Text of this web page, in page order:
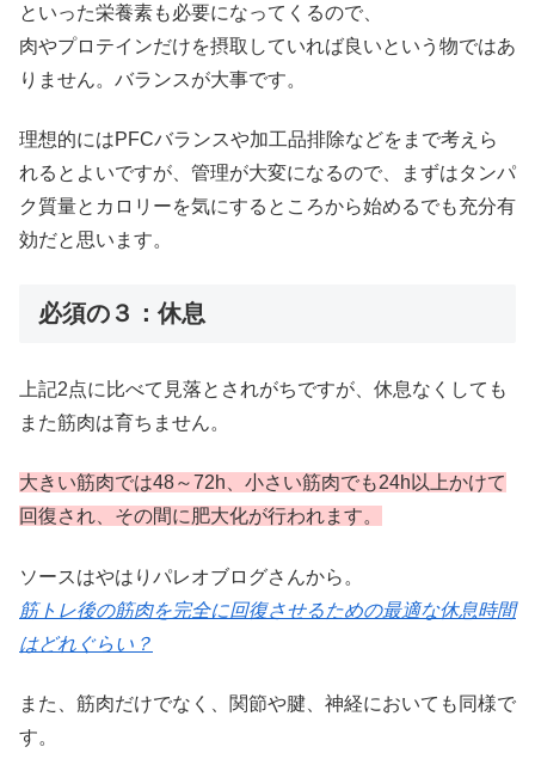
といった栄養素も必要になってくるので、
肉やプロテインだけを摂取していれば良いという物ではあ
りません。バランスが大事です。
理想的にはPFCバランスや加工品排除などをまで考えら
れるとよいですが、管理が大変になるので、まずはタンパ
ク質量とカロリーを気にするところから始めるでも充分有
効だと思います。
必須の３：休息
上記2点に比べて見落とされがちですが、休息なくしても
また筋肉は育ちません。
大きい筋肉では48～72h、小さい筋肉でも24h以上かけて
回復され、その間に肥大化が行われます。
ソースはやはりパレオブログさんから。
筋トレ後の筋肉を完全に回復させるための最適な休息時間
はどれぐらい？
また、筋肉だけでなく、関節や腱、神経においても同様で
す。